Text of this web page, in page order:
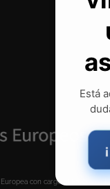
con cargo al Programa